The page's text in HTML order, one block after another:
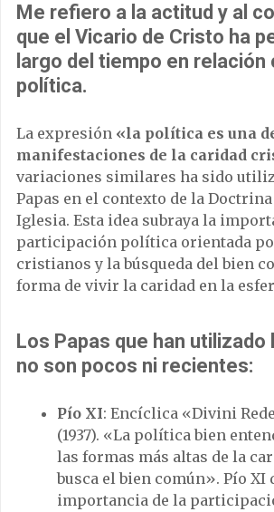
Me refiero a la actitud y al
que el Vicario de Cristo ha
largo del tiempo en relación
política.
La expresión «la política es una
manifestaciones de la caridad
variaciones similares ha sido
Papas en el contexto de la
Iglesia. Esta idea subraya la
participación política orientada
cristianos y la búsqueda del bien
forma de vivir la caridad en la
Los Papas que han utilizado
no son pocos ni recientes:
Pío XI: Encíclica «Divini
(1937). «La política bien
las formas más altas de la
busca el bien común». Pío XI
importancia de la